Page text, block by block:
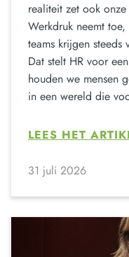
realiteit zet ook
Werkdruk neemt
teams krijgen steeds
Dat stelt HR voor
houden we mensen
in een wereld die
LEES HET
31 juli 2026